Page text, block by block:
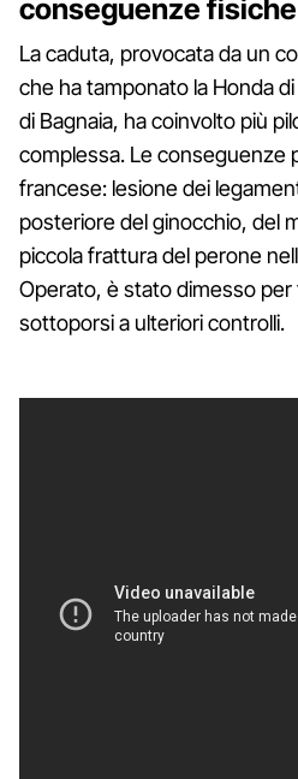
conseguenze fisiche
La caduta, provocata da un
che ha tamponato la Honda di
di Bagnaia, ha coinvolto più
complessa. Le conseguenze
francese: lesione dei
posteriore del ginocchio, del
piccola frattura del perone
Operato, è stato dimesso per
sottoporsi a ulteriori controlli.